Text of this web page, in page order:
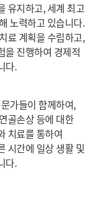
유지하고, 세계 최고
노력하고 있습니다.
료 계획을 수립하고,
을 진행하여 경제적
다.
가들이 함께하여,
골손상 등에 대한
치료를 통하여
시간에 일상 생활 및
다.